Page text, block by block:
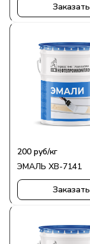
Заказать
200 руб/кг
ЭМАЛЬ ХВ-7141
Заказать